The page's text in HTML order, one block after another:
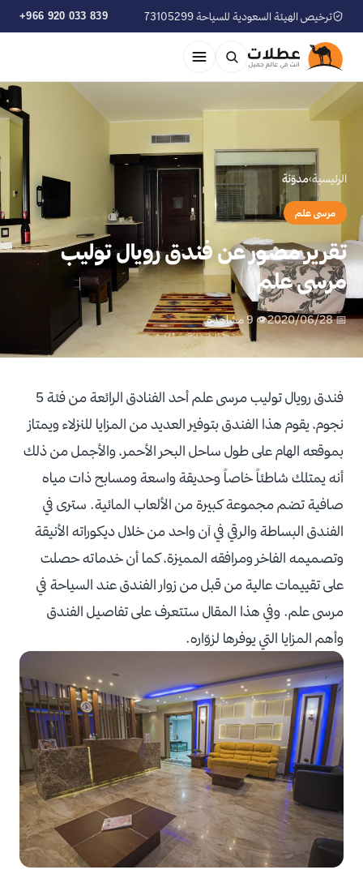
ترخيص الهيئة السعودية للسياحة 73105299 +966 920 033 839
الرئيسية›مدوّنة
مرسى علم
تقرير مصور عن فندق رويال توليب
مرسى علم
📅 2020/06/28 👁 9 مشاهدة
فندق رويال توليب مرسى علم أحد الفنادق الرائعة من فئة 5
نجوم، يقوم هذا الفندق بتوفير العديد من المزايا للنزلاء ويمتاز
بموقعه الهام على طول ساحل البحر الأحمر، والأجمل من ذلك
أنه يمتلك شاطئاً خاصاً وحديقة واسعة ومسابح ذات مياه
صافية تضم مجموعة كبيرة من الألعاب المائية. سترى في
الفندق البساطة والرقي في آن واحد من خلال ديكوراته الأنيقة
وتصميمه الفاخر ومرافقه المميزة، كما أن خدماته حصلت
على تقييمات عالية من قبل من زوار الفندق عند السياحة في
مرسى علم. وفي هذا المقال ستتعرف على تفاصيل الفندق
وأهم المزايا التي يوفرها لزوّاره.